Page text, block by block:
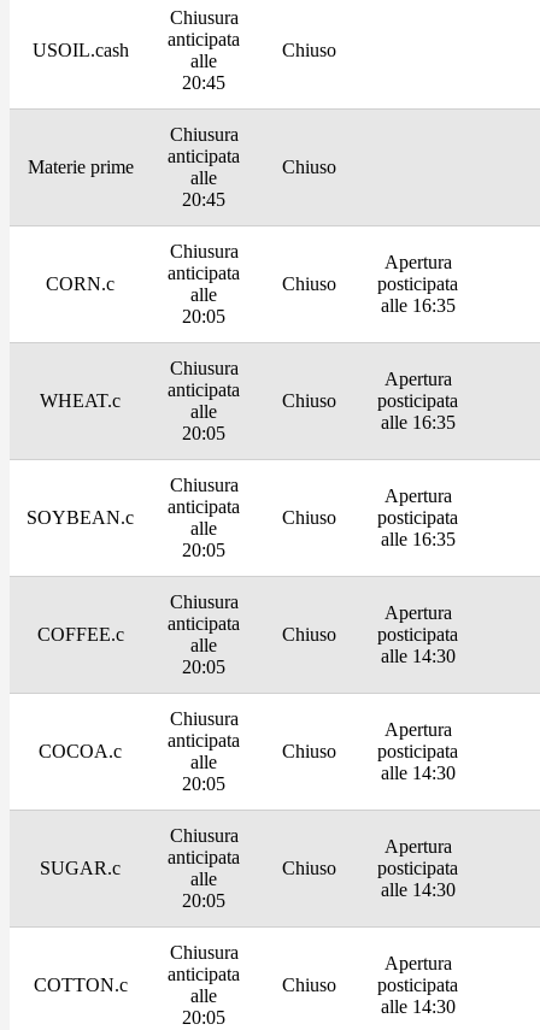
USOIL.cash
Chiusura
anticipata
alle
20:45
Chiuso
Materie prime
Chiusura
anticipata
alle
20:45
Chiuso
CORN.c
Chiusura
anticipata
alle
20:05
Chiuso
Apertura
posticipata
alle 16:35
WHEAT.c
Chiusura
anticipata
alle
20:05
Chiuso
Apertura
posticipata
alle 16:35
SOYBEAN.c
Chiusura
anticipata
alle
20:05
Chiuso
Apertura
posticipata
alle 16:35
COFFEE.c
Chiusura
anticipata
alle
20:05
Chiuso
Apertura
posticipata
alle 14:30
COCOA.c
Chiusura
anticipata
alle
20:05
Chiuso
Apertura
posticipata
alle 14:30
SUGAR.c
Chiusura
anticipata
alle
20:05
Chiuso
Apertura
posticipata
alle 14:30
COTTON.c
Chiusura
anticipata
alle
20:05
Chiuso
Apertura
posticipata
alle 14:30